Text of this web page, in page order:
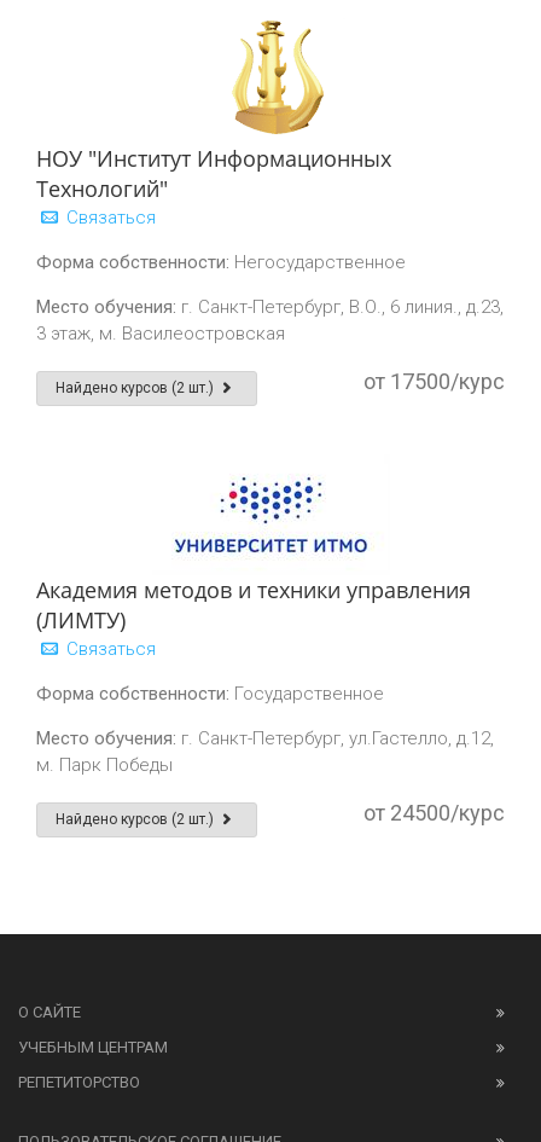
НОУ "Институт Информационных
Технологий"
Связаться
Форма собственности: Негосударственное
Место обучения: г. Санкт-Петербург, В.О., 6 линия., д.23,
3 этаж, м. Василеостровская
Найдено курсов (2 шт.) от 17500/курс
Академия методов и техники управления
(ЛИМТУ)
Связаться
Форма собственности: Государственное
Место обучения: г. Санкт-Петербург, ул.Гастелло, д.12,
м. Парк Победы
Найдено курсов (2 шт.) от 24500/курс
О САЙТЕ
УЧЕБНЫМ ЦЕНТРАМ
РЕПЕТИТОРСТВО